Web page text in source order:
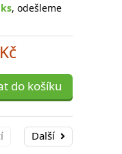
, odešleme
do košíku
Další